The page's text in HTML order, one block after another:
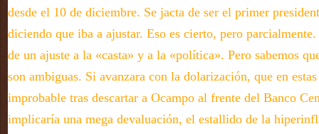
desde el 10 de diciembre. Se jacta de ser el primer
diciendo que iba a ajustar. Eso es cierto, pero
de un ajuste a la «casta» y a la «política». Pero sabemos
son ambiguas. Si avanzara con la dolarización, que en
improbable tras descartar a Ocampo al frente del Banco
implicaría una mega devaluación, el estallido de la